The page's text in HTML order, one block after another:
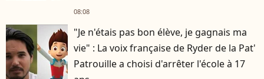
08:08
"Je n'étais pas bon élève, je gagnais ma
vie" : La voix française de Ryder de la Pat'
Patrouille a choisi d'arrêter l'école à 17